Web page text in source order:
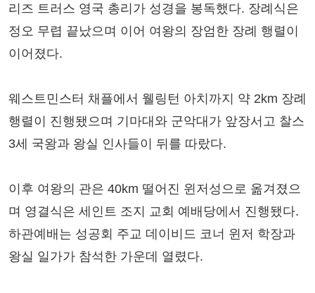
리즈 트러스 영국 총리가 성경을 봉독했다. 장례식은
정오 무렵 끝났으며 이어 여왕의 장엄한 장례 행렬이
이어졌다.
웨스트민스터 채플에서 웰링턴 아치까지 약 2km 장례
행렬이 진행됐으며 기마대와 군악대가 앞장서고 찰스
3세 국왕과 왕실 인사들이 뒤를 따랐다.
이후 여왕의 관은 40km 떨어진 윈저성으로 옮겨졌으
며 영결식은 세인트 조지 교회 예배당에서 진행됐다.
하관예배는 성공회 주교 데이비드 코너 윈저 학장과
왕실 일가가 참석한 가운데 열렸다.